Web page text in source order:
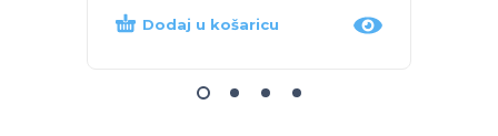
Dodaj u košaricu